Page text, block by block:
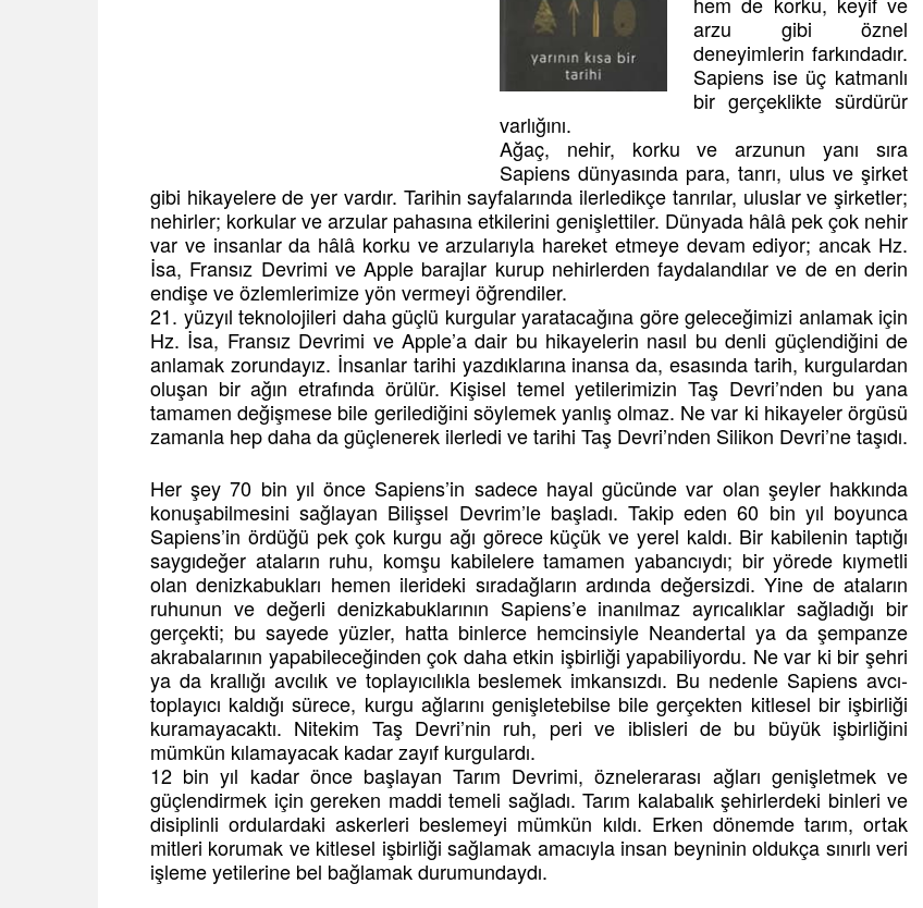
arzu gibi öznel
deneyimlerin farkındadır.
Sapiens ise üç katmanlı
bir gerçeklikte sürdürür
varlığını.
Ağaç, nehir, korku ve arzunun yanı sıra
Sapiens dünyasında para, tanrı, ulus ve şirket
gibi hikayelere de yer vardır. Tarihin sayfalarında ilerledikçe tanrılar, uluslar ve şirketler;
nehirler; korkular ve arzular pahasına etkilerini genişlettiler. Dünyada hâlâ pek çok nehir
var ve insanlar da hâlâ korku ve arzularıyla hareket etmeye devam ediyor; ancak Hz.
İsa, Fransız Devrimi ve Apple barajlar kurup nehirlerden faydalandılar ve de en derin
endişe ve özlemlerimize yön vermeyi öğrendiler.
21. yüzyıl teknolojileri daha güçlü kurgular yaratacağına göre geleceğimizi anlamak için
Hz. İsa, Fransız Devrimi ve Apple’a dair bu hikayelerin nasıl bu denli güçlendiğini de
anlamak zorundayız. İnsanlar tarihi yazdıklarına inansa da, esasında tarih, kurgulardan
oluşan bir ağın etrafında örülür. Kişisel temel yetilerimizin Taş Devri’nden bu yana
tamamen değişmese bile gerilediğini söylemek yanlış olmaz. Ne var ki hikayeler örgüsü
zamanla hep daha da güçlenerek ilerledi ve tarihi Taş Devri’nden Silikon Devri’ne taşıdı.
Her şey 70 bin yıl önce Sapiens’in sadece hayal gücünde var olan şeyler hakkında
konuşabilmesini sağlayan Bilişsel Devrim’le başladı. Takip eden 60 bin yıl boyunca
Sapiens’in ördüğü pek çok kurgu ağı görece küçük ve yerel kaldı. Bir kabilenin taptığı
saygıdeğer ataların ruhu, komşu kabilelere tamamen yabancıydı; bir yörede kıymetli
olan denizkabukları hemen ilerideki sıradağların ardında değersizdi. Yine de ataların
ruhunun ve değerli denizkabuklarının Sapiens’e inanılmaz ayrıcalıklar sağladığı bir
gerçekti; bu sayede yüzler, hatta binlerce hemcinsiyle Neandertal ya da şempanze
akrabalarının yapabileceğinden çok daha etkin işbirliği yapabiliyordu. Ne var ki bir şehri
ya da krallığı avcılık ve toplayıcılıkla beslemek imkansızdı. Bu nedenle Sapiens avcı-
toplayıcı kaldığı sürece, kurgu ağlarını genişletebilse bile gerçekten kitlesel bir işbirliği
kuramayacaktı. Nitekim Taş Devri’nin ruh, peri ve iblisleri de bu büyük işbirliğini
mümkün kılamayacak kadar zayıf kurgulardı.
12 bin yıl kadar önce başlayan Tarım Devrimi, öznelerarası ağları genişletmek ve
güçlendirmek için gereken maddi temeli sağladı. Tarım kalabalık şehirlerdeki binleri ve
disiplinli ordulardaki askerleri beslemeyi mümkün kıldı. Erken dönemde tarım, ortak
mitleri korumak ve kitlesel işbirliği sağlamak amacıyla insan beyninin oldukça sınırlı veri
işleme yetilerine bel bağlamak durumundaydı.